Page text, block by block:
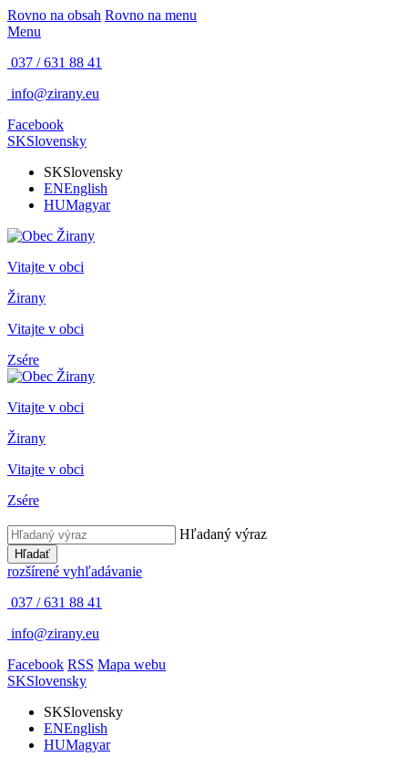
Rovno na obsah Rovno na menu
Menu
037 / 631 88 41
info@zirany.eu
Facebook
SKSlovensky
SKSlovensky
ENEnglish
HUMagyar
Vitajte v obci
Žirany
Vitajte v obci
Zsére
Vitajte v obci
Žirany
Vitajte v obci
Zsére
Hľadaný výraz
Hľadať
rozšírené vyhľadávanie
037 / 631 88 41
info@zirany.eu
Facebook RSS Mapa webu
SKSlovensky
SKSlovensky
ENEnglish
HUMagyar